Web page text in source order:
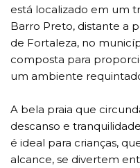
está localizado em um
Barro Preto, distante a
de Fortaleza, no
composta para
um ambiente
A bela praia que
descanso e
é ideal para crianças,
alcance, se divertem